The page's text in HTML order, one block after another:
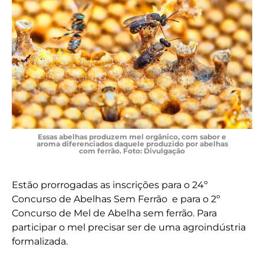
Essas abelhas produzem mel orgânico, com sabor e
aroma diferenciados daquele produzido por abelhas
com ferrão. Foto: Divulgação
Estão prorrogadas as inscrições para o 24º
Concurso de Abelhas Sem Ferrão e para o 2º
Concurso de Mel de Abelha sem ferrão. Para
participar o mel precisar ser de uma agroindústria
formalizada.